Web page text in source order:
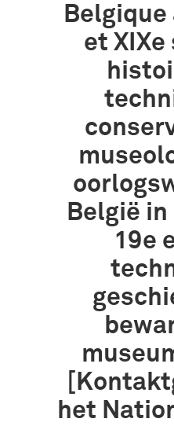
Belgique
et XIXe
België in
19e
het